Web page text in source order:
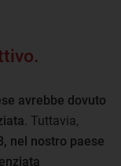
avrebbe dovuto
. Tuttavia,
nel nostro paese